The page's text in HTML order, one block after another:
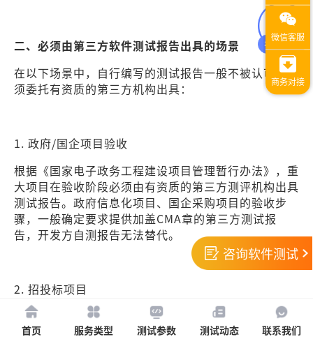
二、必须由第三方软件测试报告出具的场景
在以下场景中，自行编写的测试报告一般不被认可，必
须委托有资质的第三方机构出具：
1. 政府/国企项目验收
根据《国家电子政务工程建设项目管理暂行办法》，重
大项目在验收阶段必须由有资质的第三方测评机构出具
测试报告。政府信息化项目、国企采购项目的验收步
骤，一般确定要求提供加盖CMA章的第三方测试报
告，开发方自测报告无法替代。
2. 招投标项目
政府采购项目招标文件一般确定要求：投标人须提供由
有CMA或CNAS资质的第三方检测机构出具的软件测试
咨询软件测试
首页 服务类型 测试参数 测试动态 联系我们